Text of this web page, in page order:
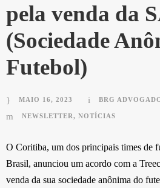
pela venda da
(Sociedade
Futebol)
MAIO 16, 2023 BRG
NEWSLETTER, NOTÍCIAS
O Coritiba, um dos principais times de
Brasil, anunciou um acordo com a
venda da sua sociedade anônima do